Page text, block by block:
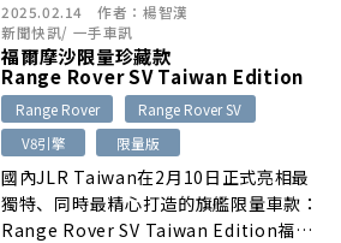
2025.02.14 作者： 楊智漢
新聞快訊/ 一手車訊
福爾摩沙限量珍藏款
Range Rover SV Taiwan Edition
Range Rover
Range Rover SV
V8引擎
限量版
國內JLR Taiwan在2月10日正式亮相最
獨特、同時最精心打造的旗艦限量車款：
Range Rover SV Taiwan Edition福爾